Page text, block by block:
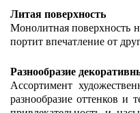
Литая поверхность
Монолитная поверхность
портит впечатление от
Разнообразие
Ассортимент
разнообразие оттенков и